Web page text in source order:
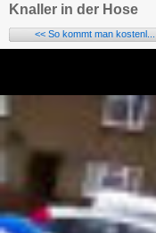
Knaller in der Hose
<< So kommt man kostenl...